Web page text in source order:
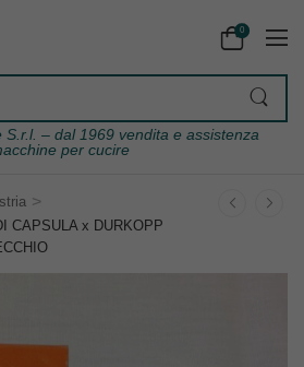
0
S.r.l. – dal 1969 vendita e assistenza
per cucire
>
CAPSULA x DURKOPP